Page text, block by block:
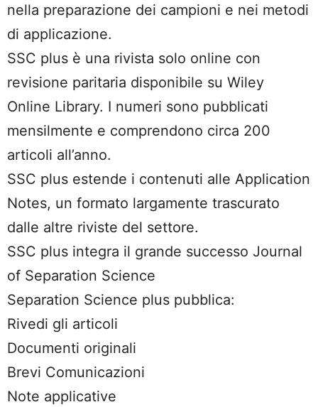
nella preparazione dei campioni e nei metodi
di applicazione.
SSC plus è una rivista solo online con
revisione paritaria disponibile su Wiley
Online Library. I numeri sono pubblicati
mensilmente e comprendono circa 200
articoli all’anno.
SSC plus estende i contenuti alle Application
Notes, un formato largamente trascurato
dalle altre riviste del settore.
SSC plus integra il grande successo Journal
of Separation Science
Separation Science plus pubblica:
Rivedi gli articoli
Documenti originali
Brevi Comunicazioni
Note applicative